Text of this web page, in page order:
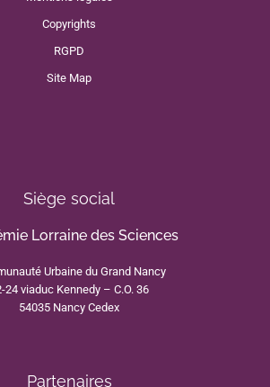
Copyrights
RGPD
Site Map
Siège social
Lorraine des Sciences
Urbaine du Grand Nancy
24 viaduc Kennedy – C.O. 36
54035 Nancy Cedex
Partenaires